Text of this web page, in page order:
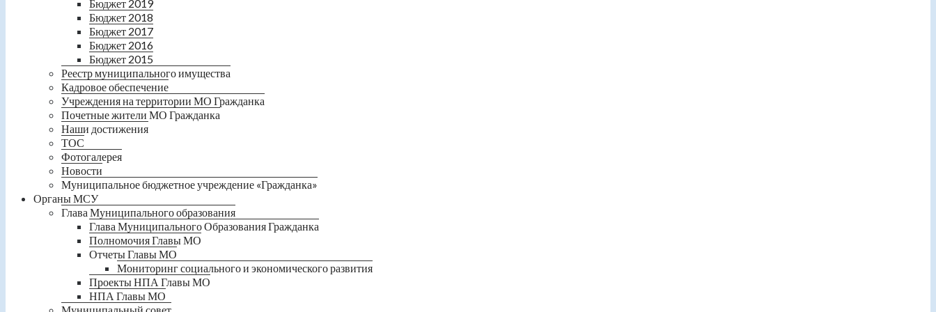
Бюджет 2019
Бюджет 2018
Бюджет 2017
Бюджет 2016
Бюджет 2015
Реестр муниципального имущества
Кадровое обеспечение
Учреждения на территории МО Гражданка
Почетные жители МО Гражданка
Наши достижения
ТОС
Фотогалерея
Новости
Муниципальное бюджетное учреждение «Гражданка»
Органы МСУ
Глава Муниципального образования
Глава Муниципального Образования Гражданка
Полномочия Главы МО
Отчеты Главы МО
Мониторинг социального и экономического развития
Проекты НПА Главы МО
НПА Главы МО